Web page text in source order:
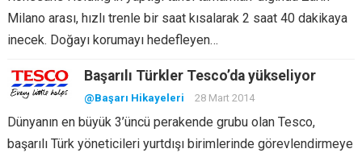
Milano arası, hızlı trenle bir saat kısalarak 2 saat 40 dakikaya
inecek. Doğayı korumayı hedefleyen…
Başarılı Türkler Tesco’da yükseliyor
@Başarı Hikayeleri 28 Mart 2014
Dünyanın en büyük 3’üncü perakende grubu olan Tesco,
başarılı Türk yöneticileri yurtdışı birimlerinde görevlendirmeye